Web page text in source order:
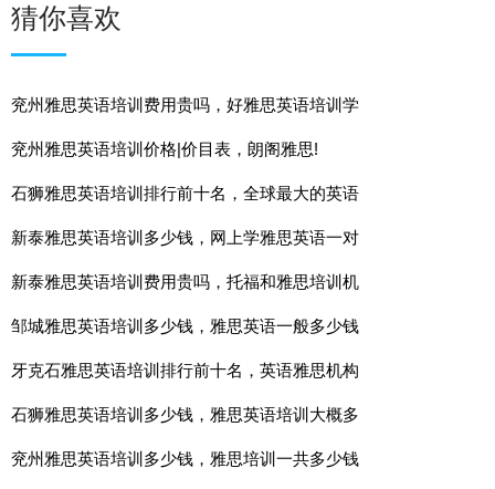
猜你喜欢
兖州雅思英语培训费用贵吗，好雅思英语培训学
兖州雅思英语培训价格|价目表，朗阁雅思!
石狮雅思英语培训排行前十名，全球最大的英语
新泰雅思英语培训多少钱，网上学雅思英语一对
新泰雅思英语培训费用贵吗，托福和雅思培训机
邹城雅思英语培训多少钱，雅思英语一般多少钱
牙克石雅思英语培训排行前十名，英语雅思机构
石狮雅思英语培训多少钱，雅思英语培训大概多
兖州雅思英语培训多少钱，雅思培训一共多少钱